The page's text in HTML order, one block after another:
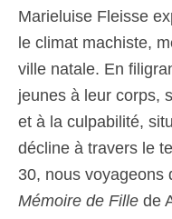
Marieluise Fleisse
le climat machiste,
ville natale. En
jeunes à leur corps,
et à la culpabilité,
décline à travers le
30, nous voyageons
Mémoire de Fille de